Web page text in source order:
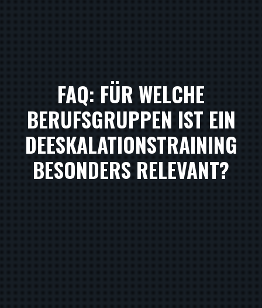
FAQ: FÜR WELCHE
BERUFSGRUPPEN IST EIN
DEESKALATIONSTRAINING
BESONDERS RELEVANT?